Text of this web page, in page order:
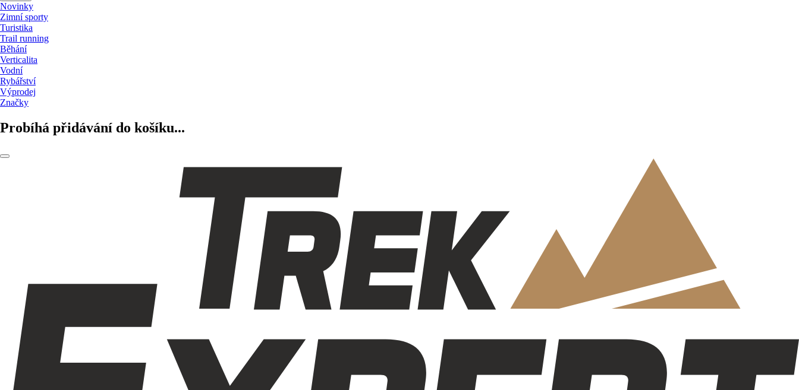
Novinky
Zimní sporty
Turistika
Trail running
Běhání
Verticalita
Vodní
Rybářství
Výprodej
Značky
Probíhá přidávání do košíku...